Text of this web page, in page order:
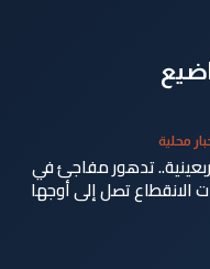
محلية
تدهور مفاجئ في
الانقطاع تصل إلى أوجها